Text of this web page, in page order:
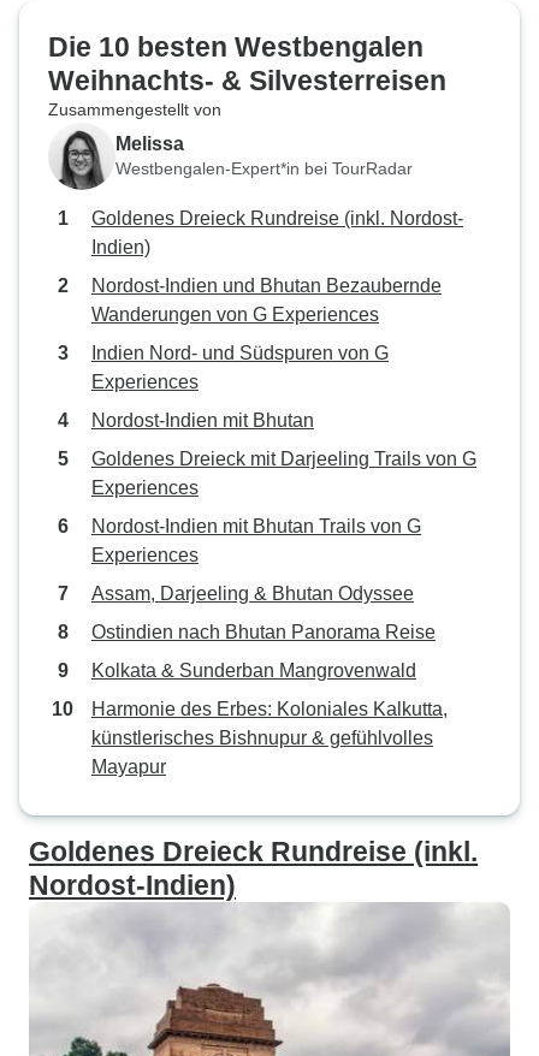
Die 10 besten Westbengalen
Weihnachts- & Silvesterreisen
Zusammengestellt von
Melissa
Westbengalen-Expert*in bei TourRadar
Goldenes Dreieck Rundreise (inkl. Nordost-
Indien)
Nordost-Indien und Bhutan Bezaubernde
Wanderungen von G Experiences
Indien Nord- und Südspuren von G
Experiences
Nordost-Indien mit Bhutan
Goldenes Dreieck mit Darjeeling Trails von G
Experiences
Nordost-Indien mit Bhutan Trails von G
Experiences
Assam, Darjeeling & Bhutan Odyssee
Ostindien nach Bhutan Panorama Reise
Kolkata & Sunderban Mangrovenwald
Harmonie des Erbes: Koloniales Kalkutta,
künstlerisches Bishnupur & gefühlvolles
Mayapur
Goldenes Dreieck Rundreise (inkl.
Nordost-Indien)